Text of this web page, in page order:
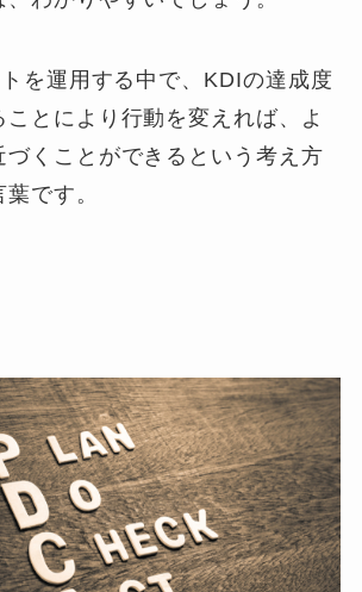
を運用する中で、KDIの達成度
ことにより行動を変えれば、よ
づくことができるという考え方
です。